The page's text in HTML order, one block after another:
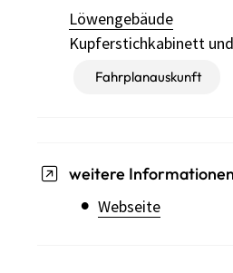
Löwengebäude
Kupferstichkabinett
Fahrplanauskunft
weitere
Webseite